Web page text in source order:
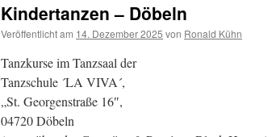
Kindertanzen – Döbeln
Veröffentlicht am 14. Dezember 2025 von Ronald Kühn
Tanzkurse im Tanzsaal der
Tanzschule ´LA VIVA´,
„St. Georgenstraße 16″,
04720 Döbeln